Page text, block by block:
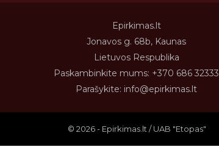
Epirkimas.lt
Jonavos g. 68b, Kaunas
Lietuvos Respublika
Paskambinkite mums: +370 686 32333
Parašykite: info@epirkimas.lt
© 2026 - Epirkimas.lt / UAB "Etopas"